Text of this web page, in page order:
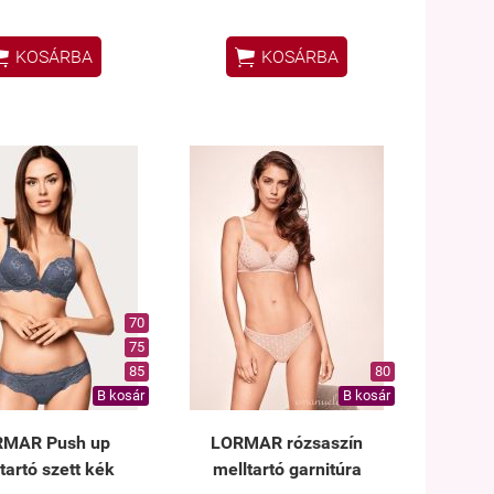
KOSÁRBA  KOSÁRBA
70
75
85
B kosár
Push up
szett kék
80
B kosár
LORMAR rózsaszín
melltartó garnitúra